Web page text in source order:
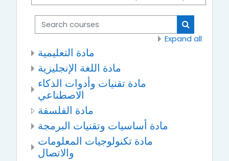
Search courses
Search
Expand all
مادة التعليمية
مادة اللغة الإنجليزية
مادة تقنيات وأدوات الذكاء
الاصطناعي
مادة الفلسفة
مادة أساسيات وتقنيات البرمجة
مادة تكنولوجيات المعلومات
والاتصال